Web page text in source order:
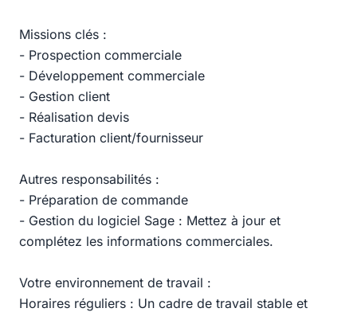
Missions clés :
- Prospection commerciale
- Développement commerciale
- Gestion client
- Réalisation devis
- Facturation client/fournisseur
Autres responsabilités :
- Préparation de commande
- Gestion du logiciel Sage : Mettez à jour et
complétez les informations commerciales.
Votre environnement de travail :
Horaires réguliers : Un cadre de travail stable et